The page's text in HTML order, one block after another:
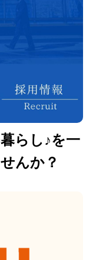
らし♪を一
んか？